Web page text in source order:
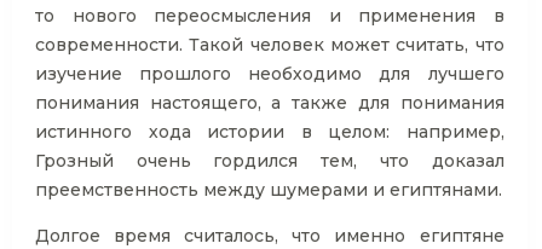
то нового переосмысления и применения в
современности. Такой человек может считать, что
изучение прошлого необходимо для лучшего
понимания настоящего, а также для понимания
истинного хода истории в целом: например,
Грозный очень гордился тем, что доказал
преемственность между шумерами и египтянами.
Долгое время считалось, что именно египтяне